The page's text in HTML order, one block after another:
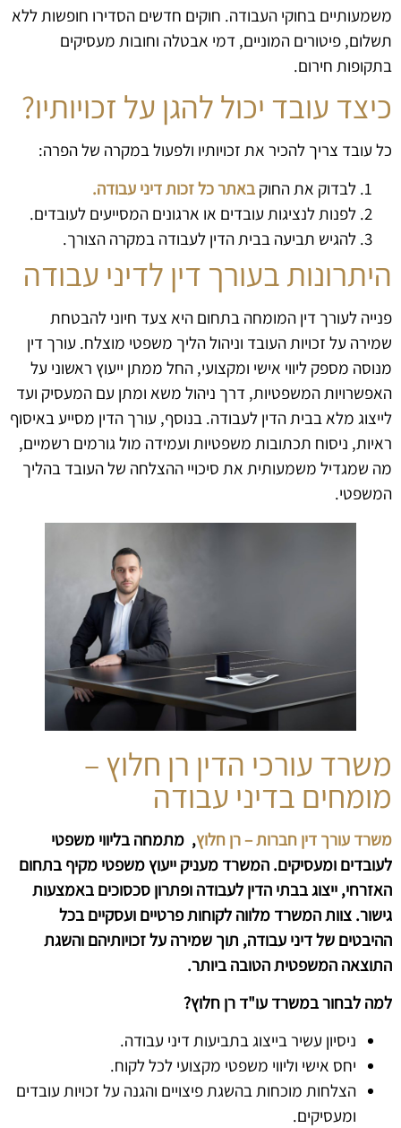
משמעותיים בחוקי העבודה. חוקים חדשים הסדירו חופשות ללא
תשלום, פיטורים המוניים, דמי אבטלה וחובות מעסיקים
בתקופות חירום.
כיצד עובד יכול להגן על זכויותיו?
כל עובד צריך להכיר את זכויותיו ולפעול במקרה של הפרה:
לבדוק את החוק באתר כל זכות דיני עבודה.
לפנות לנציגות עובדים או ארגונים המסייעים לעובדים.
להגיש תביעה בבית הדין לעבודה במקרה הצורך.
היתרונות בעורך דין לדיני עבודה
פנייה לעורך דין המומחה בתחום היא צעד חיוני להבטחת
שמירה על זכויות העובד וניהול הליך משפטי מוצלח. עורך דין
מנוסה מספק ליווי אישי ומקצועי, החל ממתן ייעוץ ראשוני על
האפשרויות המשפטיות, דרך ניהול משא ומתן עם המעסיק ועד
לייצוג מלא בבית הדין לעבודה. בנוסף, עורך הדין מסייע באיסוף
ראיות, ניסוח תכתובות משפטיות ועמידה מול גורמים רשמיים,
מה שמגדיל משמעותית את סיכויי ההצלחה של העובד בהליך
המשפטי.
משרד עורכי הדין רן חלוץ –
מומחים בדיני עבודה
משרד עורך דין חברות – רן חלוץ, מתמחה בליווי משפטי
לעובדים ומעסיקים. המשרד מעניק ייעוץ משפטי מקיף בתחום
האזרחי, ייצוג בבתי הדין לעבודה ופתרון סכסוכים באמצעות
גישור. צוות המשרד מלווה לקוחות פרטיים ועסקיים בכל
ההיבטים של דיני עבודה, תוך שמירה על זכויותיהם והשגת
התוצאה המשפטית הטובה ביותר.
למה לבחור במשרד עו"ד רן חלוץ?
ניסיון עשיר בייצוג בתביעות דיני עבודה.
יחס אישי וליווי משפטי מקצועי לכל לקוח.
הצלחות מוכחות בהשגת פיצויים והגנה על זכויות עובדים
ומעסיקים.